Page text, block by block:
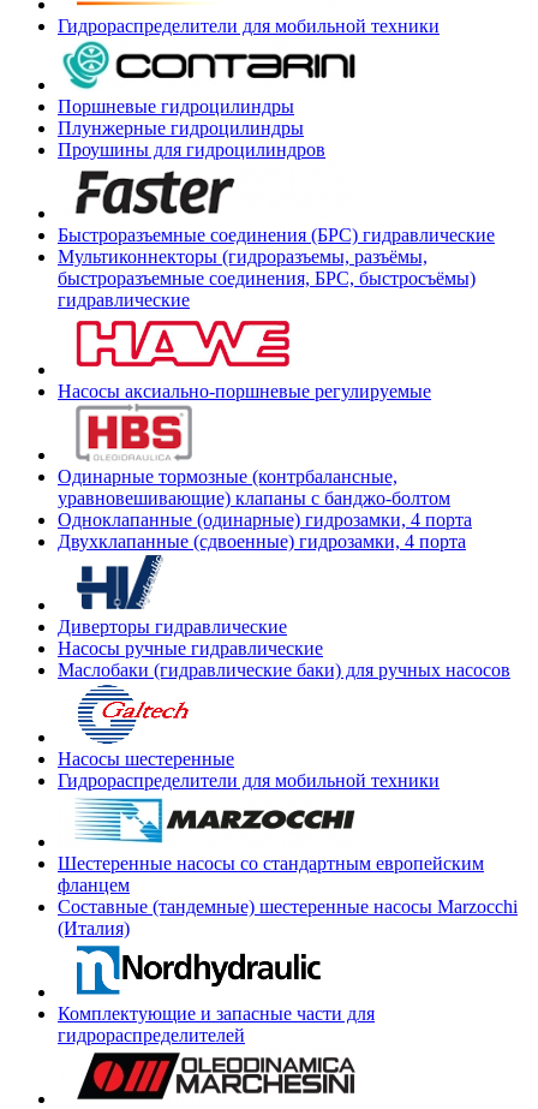
Гидрораспределители для мобильной техники
Поршневые гидроцилиндры
Плунжерные гидроцилиндры
Проушины для гидроцилиндров
Быстроразъемные соединения (БРС) гидравлические
Мультиконнекторы (гидроразъемы, разъёмы,
быстроразъемные соединения, БРС, быстросъёмы)
гидравлические
Насосы аксиально-поршневые регулируемые
Одинарные тормозные (контрбалансные,
уравновешивающие) клапаны с банджо-болтом
Одноклапанные (одинарные) гидрозамки, 4 порта
Двухклапанные (сдвоенные) гидрозамки, 4 порта
Диверторы гидравлические
Насосы ручные гидравлические
Маслобаки (гидравлические баки) для ручных насосов
Насосы шестеренные
Гидрораспределители для мобильной техники
Шестеренные насосы со стандартным европейским
фланцем
Составные (тандемные) шестеренные насосы Marzocchi
(Италия)
Комплектующие и запасные части для
гидрораспределителей